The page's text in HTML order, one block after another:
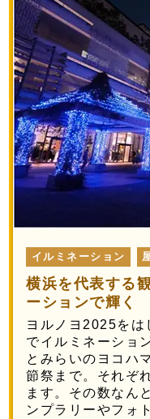
イルミネーション
横浜を代表する
ーションで輝く
ヨルノヨ2025をは
でイルミネーショ
とみらいのヨコハ
節祭まで。それぞ
ます。その数なん
ンプラリーやフォ